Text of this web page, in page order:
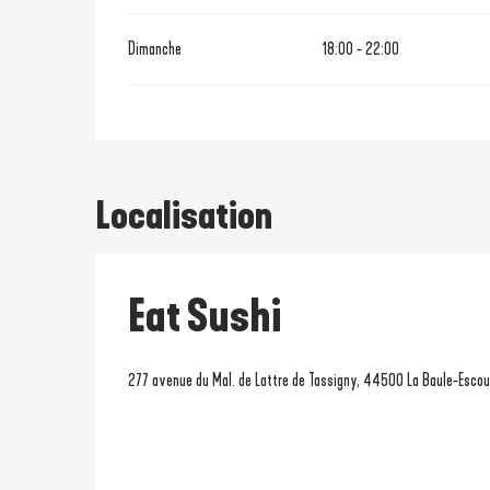
Dimanche 18:00 - 22:00
Localisation
Eat Sushi
277 avenue du Mal. de Lattre de Tassigny, 44500 La Baule-